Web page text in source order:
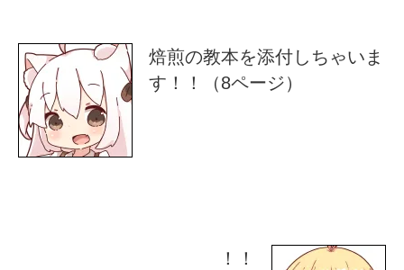
焙煎の教本を添付しちゃいま
す！！（8ページ）
！！